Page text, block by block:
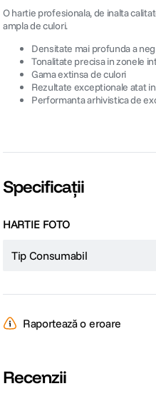
O hartie profesionala, de inalta
ampla de culori.
Densitate mai profunda a
Tonalitate precisa in zonele
Gama extinsa de culori
Rezultate exceptionale atat
Performanta arhivistica de
Specificații
HARTIE FOTO
Tip Consumabil
Raportează o eroare
Recenzii